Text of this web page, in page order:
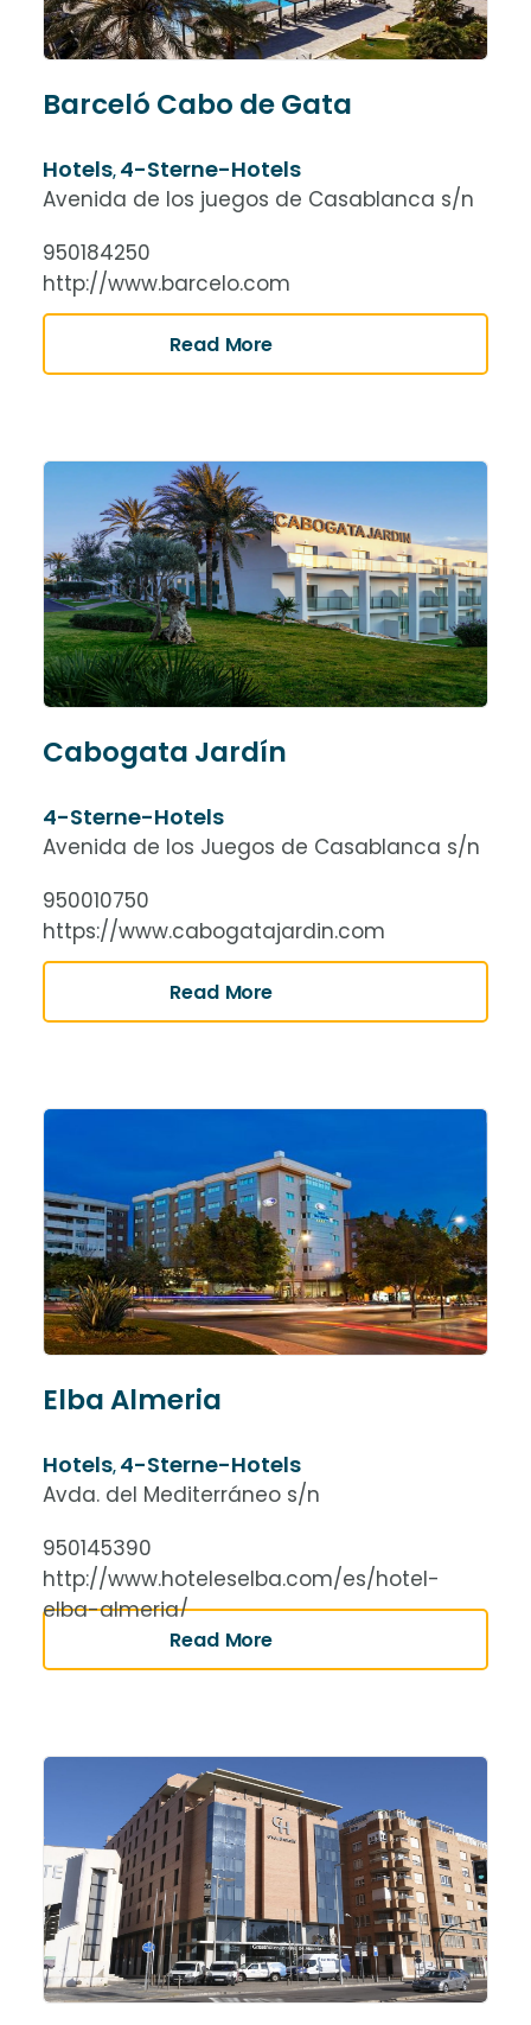
Barceló Cabo de Gata
Hotels, 4-Sterne-Hotels
Avenida de los juegos de Casablanca s/n
950184250
http://www.barcelo.com
Read More
Cabogata Jardín
4-Sterne-Hotels
Avenida de los Juegos de Casablanca s/n
950010750
https://www.cabogatajardin.com
Read More
Elba Almeria
Hotels, 4-Sterne-Hotels
Avda. del Mediterráneo s/n
950145390
http://www.hoteleselba.com/es/hotel-
elba-almeria/
Read More